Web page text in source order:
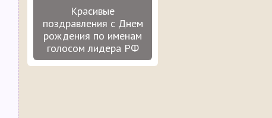
Красивые
поздравления с Днем
рождения по именам
голосом лидера РФ